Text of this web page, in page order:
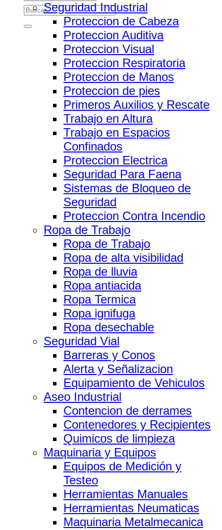
Buscar
por:
Seguridad Industrial
Proteccion de Cabeza
Proteccion Auditiva
Proteccion Visual
Proteccion Respiratoria
Proteccion de Manos
Proteccion de pies
Primeros Auxilios y Rescate
Trabajo en Altura
Trabajo en Espacios
Confinados
Proteccion Electrica
Seguridad Para Faena
Sistemas de Bloqueo de
Seguridad
Proteccion Contra Incendio
Ropa de Trabajo
Ropa de Trabajo
Ropa de alta visibilidad
Ropa de lluvia
Ropa antiacida
Ropa Termica
Ropa ignifuga
Ropa desechable
Seguridad Vial
Barreras y Conos
Alerta y Señalizacion
Equipamiento de Vehiculos
Aseo Industrial
Contencion de derrames
Contenedores y Recipientes
Quimicos de limpieza
Maquinaria y Equipos
Equipos de Medición y
Testeo
Herramientas Manuales
Herramientas Neumaticas
Maquinaria Metalmecanica